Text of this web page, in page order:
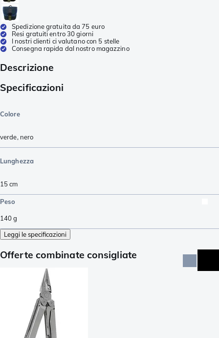
Spedizione gratuita da 75 euro
Resi gratuiti entro 30 giorni
I nostri clienti ci valutano con 5 stelle
Consegna rapida dal nostro magazzino
Descrizione
Specificazioni
Colore
verde, nero
Lunghezza
15cm
Peso
140g
Leggi le specificazioni
Offerte combinate consigliate